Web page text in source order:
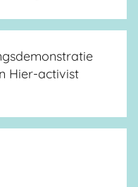
Hier-activist